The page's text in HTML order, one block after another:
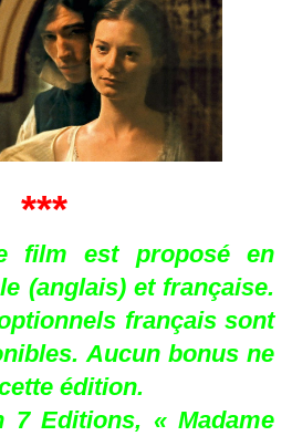
***
est proposé en
(anglais) et française.
français sont
Aucun bonus ne
édition.
7 Editions, « Madame